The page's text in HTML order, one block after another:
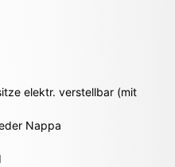
elektr. verstellbar (mit
Nappa